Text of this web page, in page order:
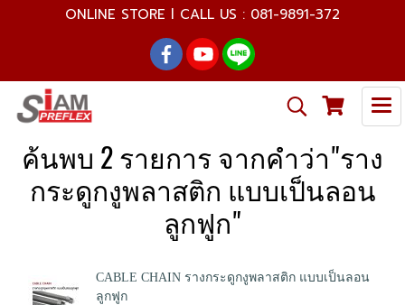
ONLINE STORE l CALL US : 081-9891-372
ค้นพบ 2 รายการ จากคำว่า"ราง
กระดูกงูพลาสติก แบบเป็นลอน
ลูกฟูก"
CABLE CHAIN รางกระดูกงูพลาสติก แบบเป็นลอน
ลูกฟูก